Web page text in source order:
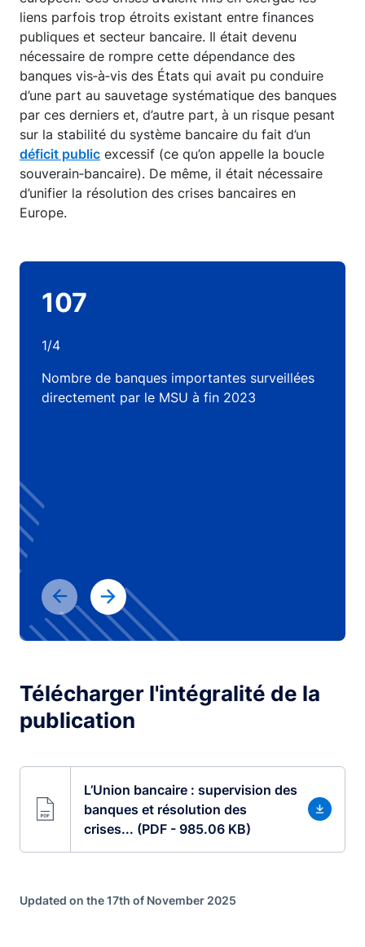
liens parfois trop étroits existant entre finances
publiques et secteur bancaire. Il était devenu
nécessaire de rompre cette dépendance des
banques vis‑à‑vis des États qui avait pu conduire
d’une part au sauvetage systématique des banques
par ces derniers et, d’autre part, à un risque pesant
sur la stabilité du système bancaire du fait d’un
déficit public excessif (ce qu’on appelle la boucle
souverain‑bancaire). De même, il était nécessaire
d’unifier la résolution des crises bancaires en
Europe.
107
1/4
Nombre de banques importantes surveillées
directement par le MSU à fin 2023
Télécharger l'intégralité de la
publication
L’Union bancaire : supervision des
banques et résolution des
crises... (PDF - 985.06 KB)
Updated on the 17th of November 2025